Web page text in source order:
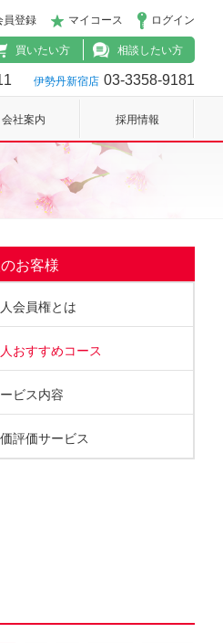
員登録 マイコース ログイン
買いたい方 相談したい方
伊勢丹新宿店 03-3358-9181
会社案内 採用情報
お客様
会員権とは
おすすめコース
ビス内容
評価サービス